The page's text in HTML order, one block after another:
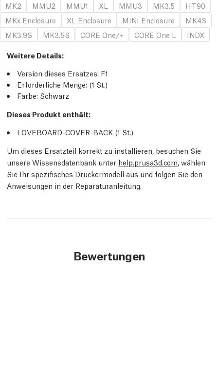
MK2
MMU2 MMU1 XL MMU3 MK3.5
HT90
MKx Enclosure
XL Enclosure MINI Enclosure
MK4S
MK3.9S
MK3.5S CORE One/+ CORE One L INDX
Weitere Details:
Version dieses Ersatzes: F1
Erforderliche Menge: (1 St.)
Farbe: Schwarz
Dieses Produkt enthält:
LOVEBOARD-COVER-BACK (1 St.)
Um dieses Ersatzteil korrekt zu installieren, besuchen Sie
unsere Wissensdatenbank unter help.prusa3d.com, wählen
Sie Ihr spezifisches Druckermodell aus und folgen Sie den
Anweisungen in der Reparaturanleitung.
Bewertungen